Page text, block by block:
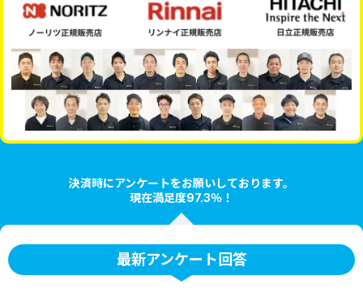
決済時にアンケートをお願いしております。
現在満足度97.3％！
最新アンケート回答